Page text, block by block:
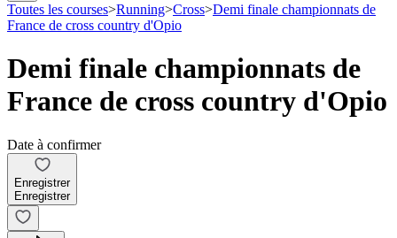
Toutes les courses>Running>Cross>Demi finale championnats de
France de cross country d'Opio
Demi finale championnats de
France de cross country d'Opio
Date à confirmer
Enregistrer
Enregistrer